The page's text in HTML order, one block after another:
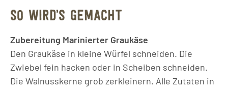
SO WIRD’S GEMACHT
Zubereitung Marinierter Graukäse
Den Graukäse in kleine Würfel schneiden. Die
Zwiebel fein hacken oder in Scheiben schneiden.
Die Walnusskerne grob zerkleinern. Alle Zutaten in